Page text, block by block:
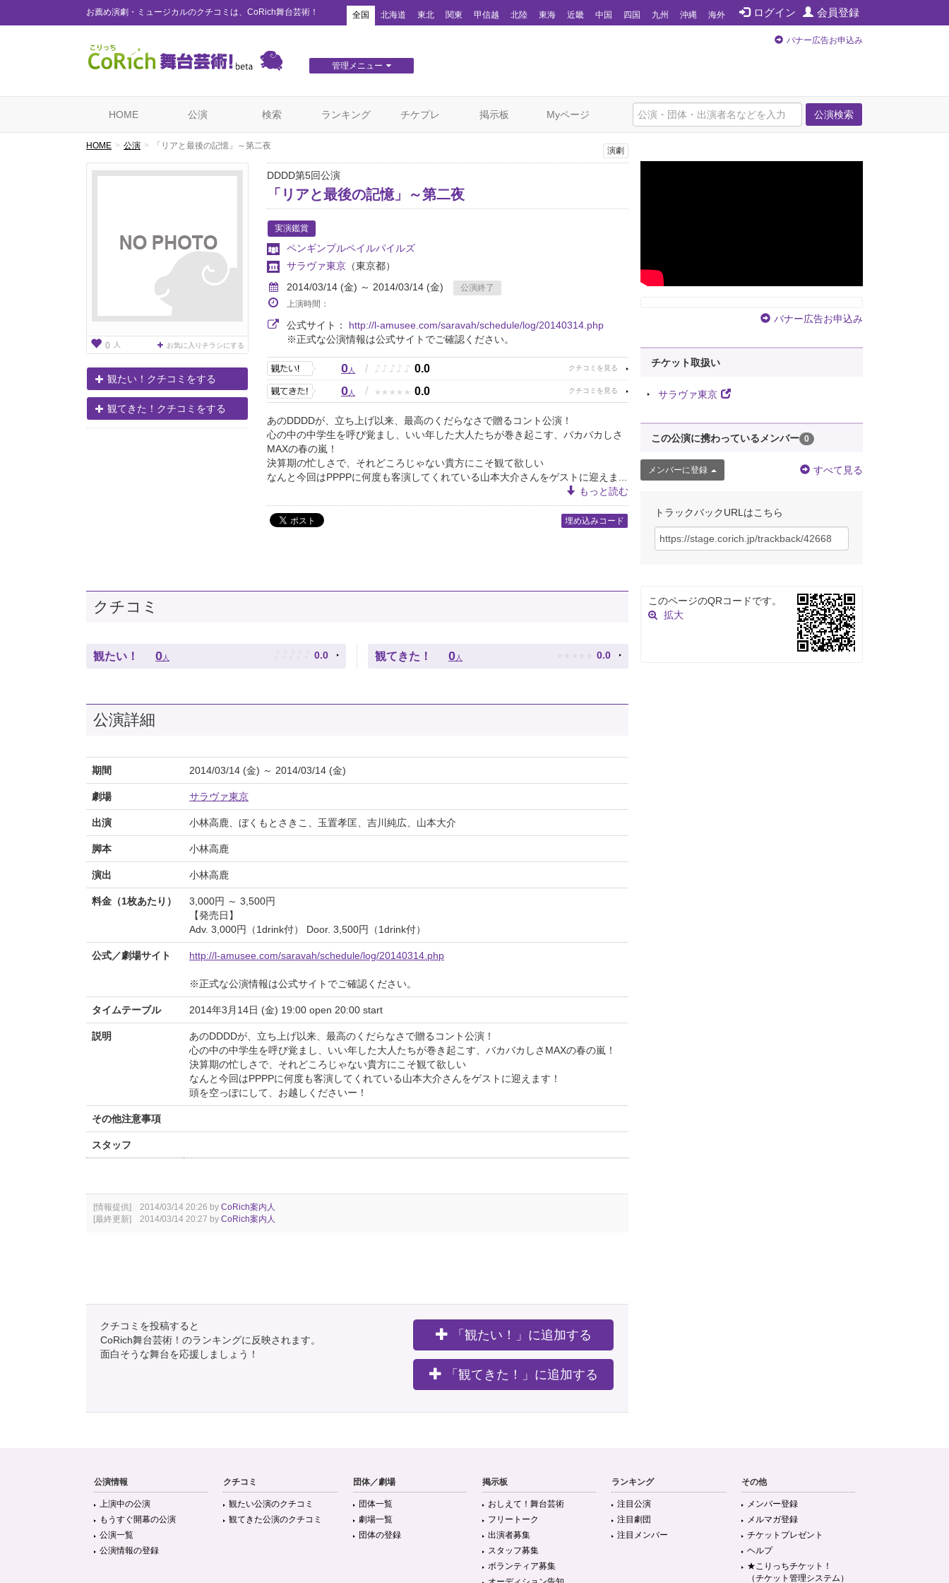
お薦め演劇・ミュージカルのクチコミは、CoRich舞台芸術！ ログイン 会員登録
全国 北海道 東北 関東 甲信越 北陸 東海 近畿 中国 四国 九州 沖縄 海外
管理メニュー
バナー広告お申込み
公演検索
HOME 公演 検索 ランキング チケプレ 掲示板 Myページ
HOME 公演 「リアと最後の記憶」～第二夜
0 人 お気に入りチラシにする
観たい！クチコミをする
観てきた！クチコミをする
演劇
DDDD第5回公演
「リアと最後の記憶」～第二夜
実演鑑賞
ペンギンプルペイルパイルズ
サラヴァ東京 （東京都）
2014/03/14 (金) ～ 2014/03/14 (金)
公演終了
上演時間：
公式サイト： http://l-amusee.com/saravah/schedule/log/20140314.php
※正式な公演情報は公式サイトでご確認ください。
0人 / ♪ ♪ ♪ ♪ ♪ 0.0
0人 / ★ ★ ★ ★ ★ 0.0
あのDDDDが、立ち上げ以来、最高のくだらなさで贈るコント公演！
心の中の中学生を呼び覚まし、いい年した大人たちが巻き起こす、バカバカしさ
MAXの春の嵐！
決算期の忙しさで、それどころじゃない貴方にこそ観て欲しい
なんと今回はPPPPに何度も客演してくれている山本大介さんをゲストに迎えま...
もっと読む
埋め込みコード
クチコミ
観たい！ 0 人 ♪ ♪ ♪ ♪ ♪ 0.0 観てきた！ 0 人 ★ ★ ★ ★ ★ 0.0
公演詳細
期間 2014/03/14 (金) ～ 2014/03/14 (金)
劇場 サラヴァ東京
出演 小林高鹿、ぼくもとさきこ、玉置孝匡、吉川純広、山本大介
脚本 小林高鹿
演出 小林高鹿
料金（1枚あたり）
3,000円 ～ 3,500円
【発売日】
Adv. 3,000円（1drink付） Door. 3,500円（1drink付）
公式／劇場サイト http://l-amusee.com/saravah/schedule/log/20140314.php
※正式な公演情報は公式サイトでご確認ください。
タイムテーブル 2014年3月14日 (金) 19:00 open 20:00 start
説明
あのDDDDが、立ち上げ以来、最高のくだらなさで贈るコント公演！
心の中の中学生を呼び覚まし、いい年した大人たちが巻き起こす、バカバカしさMAXの春の嵐！
決算期の忙しさで、それどころじゃない貴方にこそ観て欲しい
なんと今回はPPPPに何度も客演してくれている山本大介さんをゲストに迎えます！
頭を空っぽにして、お越しくださいー！
その他注意事項
スタッフ
[情報提供] 2014/03/14 20:26 by CoRich案内人
[最終更新] 2014/03/14 20:27 by CoRich案内人
クチコミを投稿すると
CoRich舞台芸術！のランキングに反映されます。
面白そうな舞台を応援しましょう！
「観たい！」に追加する
「観てきた！」に追加する
バナー広告お申込み
チケット取扱い
サラヴァ東京
この公演に携わっているメンバー 0
メンバーに登録 すべて見る
トラックバックURLはこちら
このページのQRコードです。
拡大
公演情報
上演中の公演
もうすぐ開幕の公演
公演一覧
公演情報の登録
クチコミ
観たい公演のクチコミ
観てきた公演のクチコミ
団体／劇場
団体一覧
劇場一覧
団体の登録
掲示板
おしえて！舞台芸術
フリートーク
出演者募集
スタッフ募集
ボランティア募集
ランキング
注目公演
注目劇団
注目メンバー
その他
メンバー登録
メルマガ登録
チケットプレゼント
ヘルプ
★こりっちチケット！
（チケット管理システム）